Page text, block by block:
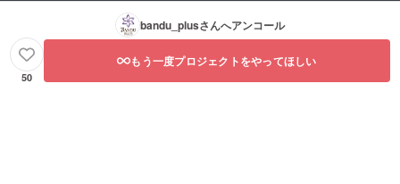
bandu_plusさんへアンコール
50
もう一度プロジェクトをやってほしい